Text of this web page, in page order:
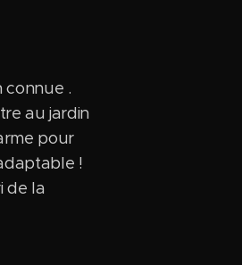
connue .
au jardin
pour
!
de la